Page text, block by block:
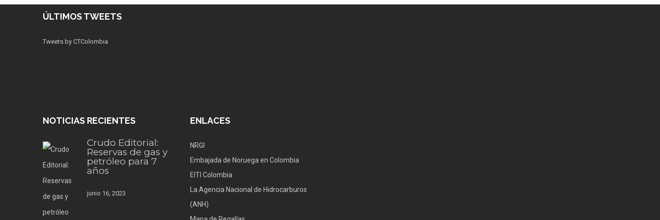
ÚLTIMOS TWEETS
Tweets by CTColombia
NOTICIAS RECIENTES
Crudo Editorial:
Reservas de gas y
petróleo para 7
años
junio 16, 2023
ENLACES
NRGI
Embajada de Noruega en Colombia
EITI Colombia
La Agencia Nacional de Hidrocarburos
(ANH)